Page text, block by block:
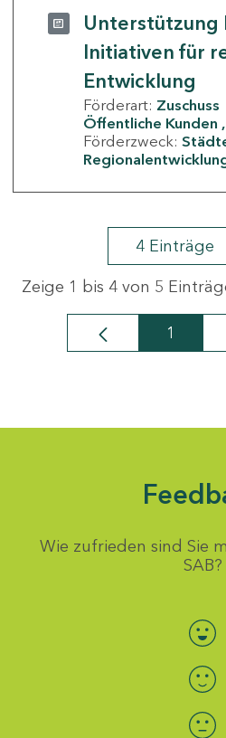
Unterstützung
Initiativen für
Entwicklung
Förderart: Zuschuss
Öffentliche Kunden
Förderzweck:
4 Einträge
Zeige 1 bis 4 von 5
Seite
1
Wie zufrieden sind Sie
SAB?